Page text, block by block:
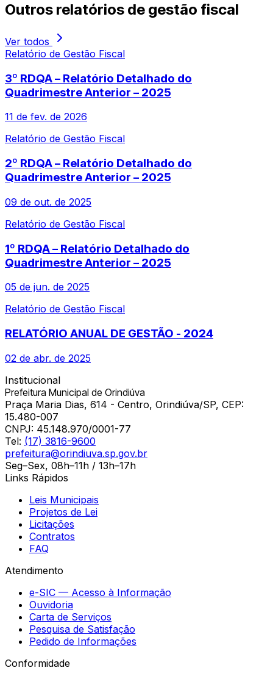
Outros relatórios de gestão fiscal
Ver todos
Relatório de Gestão Fiscal
3º RDQA – Relatório Detalhado do
Quadrimestre Anterior – 2025
11 de fev. de 2026
Relatório de Gestão Fiscal
2º RDQA – Relatório Detalhado do
Quadrimestre Anterior – 2025
09 de out. de 2025
Relatório de Gestão Fiscal
1º RDQA – Relatório Detalhado do
Quadrimestre Anterior – 2025
05 de jun. de 2025
Relatório de Gestão Fiscal
RELATÓRIO ANUAL DE GESTÃO - 2024
02 de abr. de 2025
Institucional
Prefeitura Municipal de Orindiúva
Praça Maria Dias, 614 - Centro, Orindiúva/SP, CEP:
15.480-007
CNPJ: 45.148.970/0001-77
Tel: (17) 3816-9600
prefeitura@orindiuva.sp.gov.br
Seg–Sex, 08h–11h / 13h–17h
Links Rápidos
Leis Municipais
Projetos de Lei
Licitações
Contratos
FAQ
Atendimento
e-SIC — Acesso à Informação
Ouvidoria
Carta de Serviços
Pesquisa de Satisfação
Pedido de Informações
Conformidade